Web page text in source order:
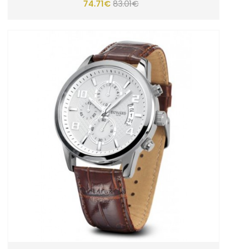
74.71€ 83.01€